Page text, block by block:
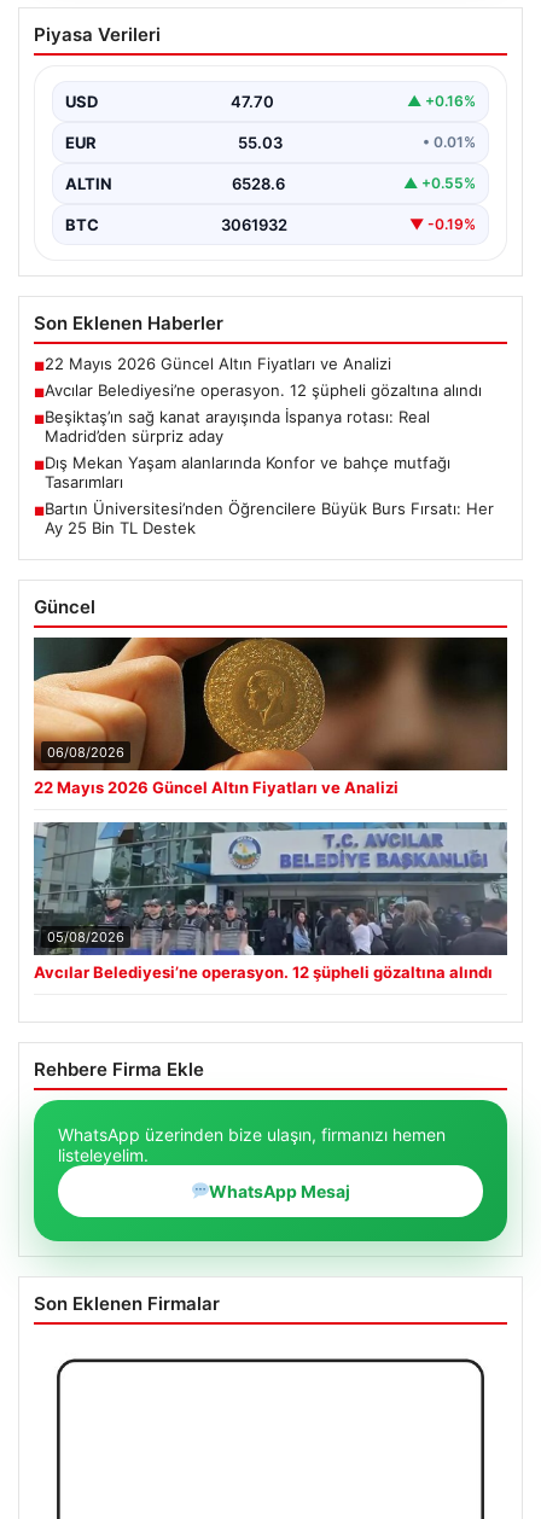
Avcılar Belediyesi’ne operasyon. 12
şüpheli gözaltına alındı
Piyasa Verileri
USD 47.70 ▲ +0.16%
EUR 55.03 • 0.01%
ALTIN 6528.6 ▲ +0.55%
BTC 3061932 ▼ -0.19%
Son Eklenen Haberler
■22 Mayıs 2026 Güncel Altın Fiyatları ve Analizi
■Avcılar Belediyesi’ne operasyon. 12 şüpheli gözaltına alındı
■Beşiktaş’ın sağ kanat arayışında İspanya rotası: Real
Madrid’den sürpriz aday
■Dış Mekan Yaşam alanlarında Konfor ve bahçe mutfağı
Tasarımları
■Bartın Üniversitesi’nden Öğrencilere Büyük Burs Fırsatı: Her
Ay 25 Bin TL Destek
Güncel
06/08/2026
22 Mayıs 2026 Güncel Altın Fiyatları ve Analizi
05/08/2026
Avcılar Belediyesi’ne operasyon. 12 şüpheli gözaltına alındı
Rehbere Firma Ekle
WhatsApp üzerinden bize ulaşın, firmanızı hemen
listeleyelim.
WhatsApp Mesaj
Son Eklenen Firmalar